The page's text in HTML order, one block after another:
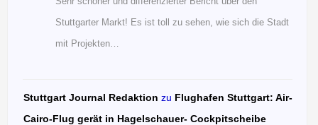
Stuttgarter Markt! Es ist toll zu sehen, wie sich die Stadt
mit Projekten…
Stuttgart Journal Redaktion zu Flughafen Stuttgart: Air-
Cairo-Flug gerät in Hagelschauer- Cockpitscheibe